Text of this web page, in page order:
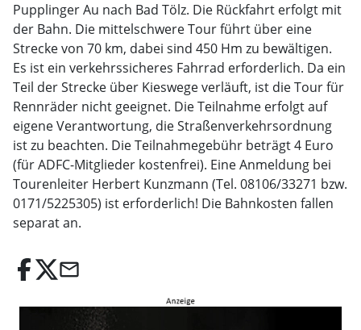
Pupplinger Au nach Bad Tölz. Die Rückfahrt erfolgt mit
der Bahn. Die mittelschwere Tour führt über eine
Strecke von 70 km, dabei sind 450 Hm zu bewältigen.
Es ist ein verkehrssicheres Fahrrad erforderlich. Da ein
Teil der Strecke über Kieswege verläuft, ist die Tour für
Rennräder nicht geeignet. Die Teilnahme erfolgt auf
eigene Verantwortung, die Straßenverkehrsordnung
ist zu beachten. Die Teilnahmegebühr beträgt 4 Euro
(für ADFC-Mitglieder kostenfrei). Eine Anmeldung bei
Tourenleiter Herbert Kunzmann (Tel. 08106/33271 bzw.
0171/5225305) ist erforderlich! Die Bahnkosten fallen
separat an.
email